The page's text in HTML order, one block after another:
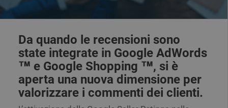
Da quando le recensioni sono
state integrate in Google AdWords
™ e Google Shopping ™, si è
aperta una nuova dimensione per
valorizzare i commenti dei clienti.